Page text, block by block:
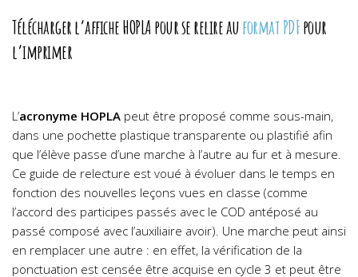
Télécharger l’affiche HOPLA pour se relire auformat PDFpour
l’imprimer
L’acronyme HOPLA peut être proposé comme sous-main,
dans une pochette plastique transparente ou plastifié afin
que l’élève passe d’une marche à l’autre au fur et à mesure.
Ce guide de relecture est voué à évoluer dans le temps en
fonction des nouvelles leçons vues en classe (comme
l’accord des participes passés avec le COD antéposé au
passé composé avec l’auxiliaire avoir). Une marche peut ainsi
en remplacer une autre : en effet, la vérification de la
ponctuation est censée être acquise en cycle 3 et peut être